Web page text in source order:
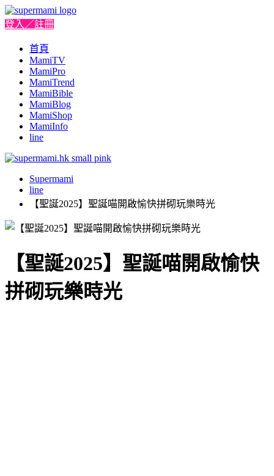
登入／註冊
首頁
MamiTV
MamiPro
MamiTrend
MamiBible
MamiBlog
MamiShop
MamiInfo
line
Supermami
line
【聖誕2025】聖誕喵開啟愉快拼砌玩樂時光
【聖誕2025】聖誕喵開啟愉快
拼砌玩樂時光